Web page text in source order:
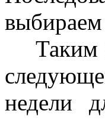
Таким
недели